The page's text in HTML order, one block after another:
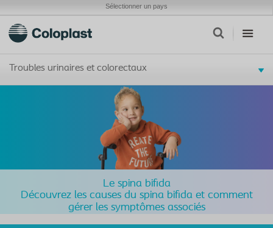
Sélectionner un pays
Troubles urinaires et colorectaux
Le spina bifida
Découvrez les causes du spina bifida et comment
gérer les symptômes associés